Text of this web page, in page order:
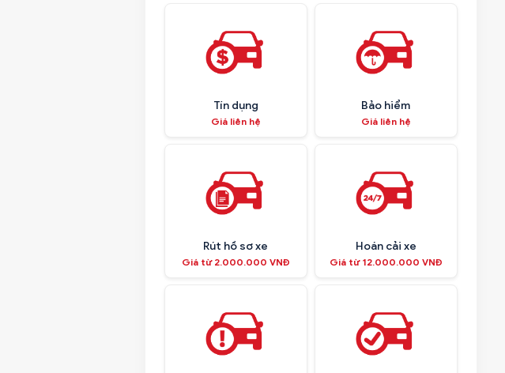
Tín dụng
Giá liên hệ
Bảo hiểm
Giá liên hệ
Rút hồ sơ xe
Giá từ 2.000.000 VNĐ
Hoán cải xe
Giá từ 12.000.000 VNĐ